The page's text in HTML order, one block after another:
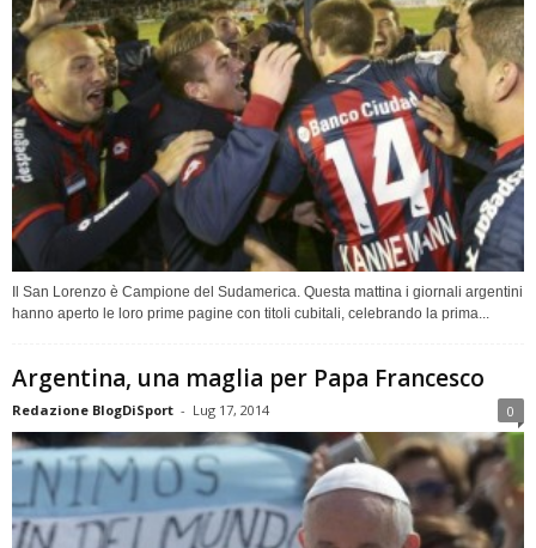
Il San Lorenzo è Campione del Sudamerica. Questa mattina i giornali argentini
hanno aperto le loro prime pagine con titoli cubitali, celebrando la prima...
Argentina, una maglia per Papa Francesco
Redazione BlogDiSport - Lug 17, 2014 0